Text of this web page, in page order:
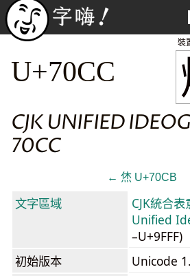
裝
U+70CC
CJK UNIFIED
70CC
← 烋 U+70CB
文字區域
CJK統合
Unified
–U+9FFF)
初始版本
Unicode